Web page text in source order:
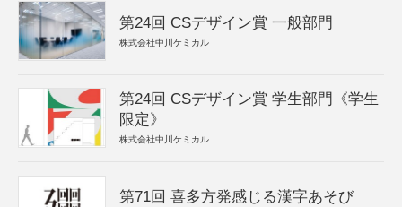
第24回 CSデザイン賞 一般部門
株式会社中川ケミカル
第24回 CSデザイン賞 学生部門《学生
限定》
株式会社中川ケミカル
第71回 喜多方発感じる漢字あそび